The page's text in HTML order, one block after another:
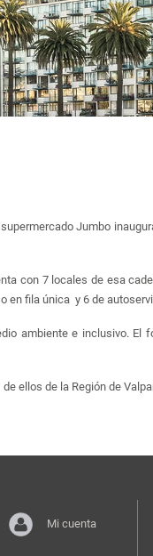
Jumbo
con 7 locales de esa
en fila única y 6 de
ambiente e inclusivo.
ellos de la Región de
Mi cuenta